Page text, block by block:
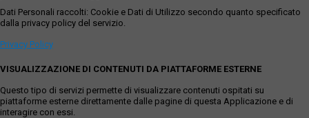
Dati Personali raccolti: Cookie e Dati di Utilizzo secondo quanto specificato
dalla privacy policy del servizio.
Privacy Policy
VISUALIZZAZIONE DI CONTENUTI DA PIATTAFORME ESTERNE
Questo tipo di servizi permette di visualizzare contenuti ospitati su
piattaforme esterne direttamente dalle pagine di questa Applicazione e di
interagire con essi.